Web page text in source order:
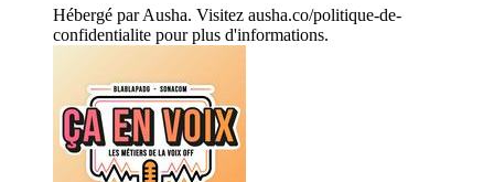
Hébergé par Ausha. Visitez ausha.co/politique-de-
confidentialite pour plus d'informations.